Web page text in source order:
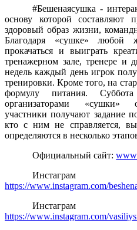
#Бешенаясушка -
основу которой составляют
здоровый образ жизни,
Благодаря «сушке» любой
прокачаться и выиграть
тренажерном зале, тренере и
недель каждый день игрок
тренировки. Кроме того, на
формулу питания.
организаторами «сушки»
участники получают задание
кто с ним не справляется,
определяются в несколько
Официальный сайт:
https://www.instagram.com/
https://www.instagram.com/